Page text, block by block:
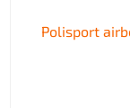
Polisport